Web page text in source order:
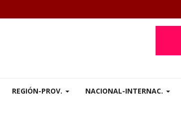
REGIÓN-PROV. NACIONAL-INTERNAC.